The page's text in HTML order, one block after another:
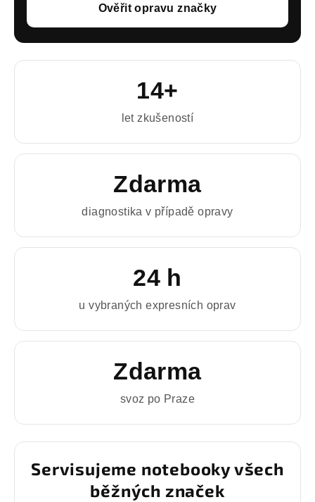
Ověřit opravu značky
14+
let zkušeností
Zdarma
diagnostika v případě opravy
24 h
u vybraných expresních oprav
Zdarma
svoz po Praze
Servisujeme notebooky všech
běžných značek